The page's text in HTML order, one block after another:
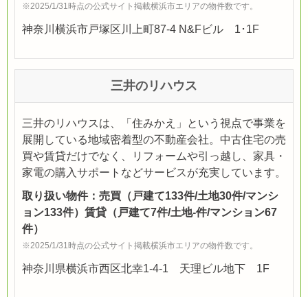
※2025/1/31時点の公式サイト掲載横浜市エリアの物件数です。
神奈川横浜市戸塚区川上町87-4 N&Fビル 1･1F
三井のリハウス
三井のリハウスは、「住みかえ」という視点で事業を
展開している地域密着型の不動産会社。中古住宅の売
買や賃貸だけでなく、リフォームや引っ越し、家具・
家電の購入サポートなどサービスが充実しています。
取り扱い物件：売買（戸建て133件/土地30件/マンシ
ョン133件）賃貸（戸建て7件/土地-件/マンション67
件）
※2025/1/31時点の公式サイト掲載横浜市エリアの物件数です。
神奈川県横浜市西区北幸1-4-1 天理ビル地下 1F